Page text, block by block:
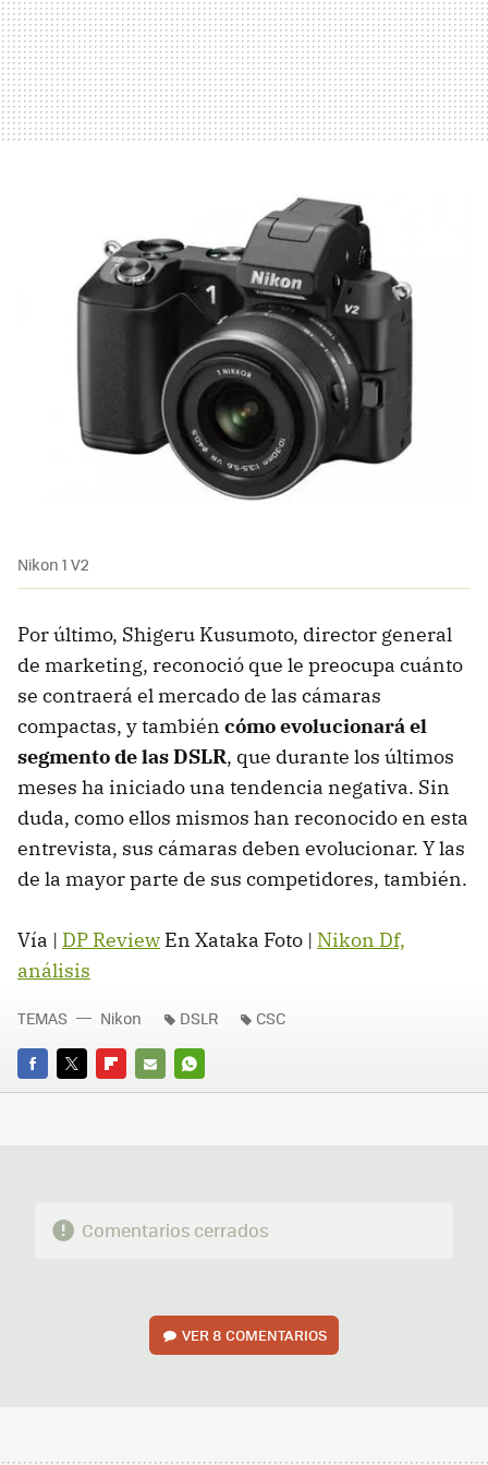
Nikon 1 V2
Por último, Shigeru Kusumoto, director general
de marketing, reconoció que le preocupa cuánto
se contraerá el mercado de las cámaras
compactas, y también cómo evolucionará el
segmento de las DSLR, que durante los últimos
meses ha iniciado una tendencia negativa. Sin
duda, como ellos mismos han reconocido en esta
entrevista, sus cámaras deben evolucionar. Y las
de la mayor parte de sus competidores, también.
Vía | DP Review En Xataka Foto | Nikon Df,
análisis
FACEBOOK
TWITTERFLIPBOARD
E-
WHATSAPP
TEMAS Nikon DSLR CSC
Comentarios cerrados
VER8 COMENTARIOS